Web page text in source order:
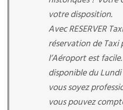
votre disposition.
Avec RESERVER
réservation de Taxi
l’Aéroport est
disponible du
vous soyez
vous pouvez